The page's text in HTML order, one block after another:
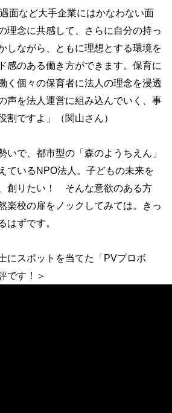
面など大手企業にはかなわない面
理念に共感して、さらに自分の持っ
しながら、ともに理想とする環境を
感のある働き方ができます。保育に
く個々の保育者に法人の理念を浸透
声を法人運営に組み込んでいく、事
割ですよ」（関山さん）
いで、都市型の「森のようちえん」
ているNPO法人。子どもの未来を
創りたい！ そんな意欲のある方
楽校の扉をノックしてみては。きっ
はずです。
にスポットを当てた「PVプロボ
です！＞